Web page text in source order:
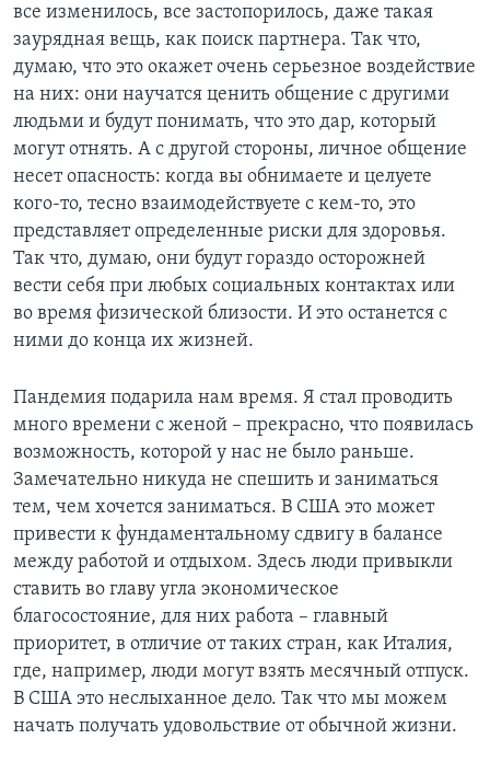
все изменилось, все застопорилось, даже такая
заурядная вещь, как поиск партнера. Так что,
думаю, что это окажет очень серьезное воздействие
на них: они научатся ценить общение с другими
людьми и будут понимать, что это дар, который
могут отнять. А с другой стороны, личное общение
несет опасность: когда вы обнимаете и целуете
кого-то, тесно взаимодействуете с кем-то, это
представляет определенные риски для здоровья.
Так что, думаю, они будут гораздо осторожней
вести себя при любых социальных контактах или
во время физической близости. И это останется с
ними до конца их жизней.
Пандемия подарила нам время. Я стал проводить
много времени с женой – прекрасно, что появилась
возможность, которой у нас не было раньше.
Замечательно никуда не спешить и заниматься
тем, чем хочется заниматься. В США это может
привести к фундаментальному сдвигу в балансе
между работой и отдыхом. Здесь люди привыкли
ставить во главу угла экономическое
благосостояние, для них работа – главный
приоритет, в отличие от таких стран, как Италия,
где, например, люди могут взять месячный отпуск.
В США это неслыханное дело. Так что мы можем
начать получать удовольствие от обычной жизни.